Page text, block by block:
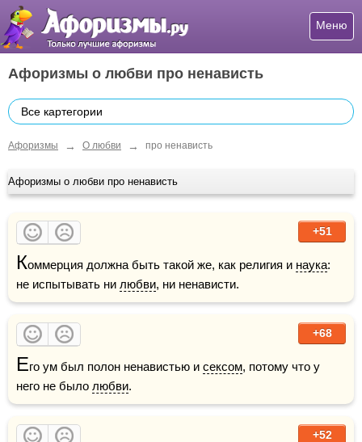
Меню
Афоризмы о любви про ненависть
Все картегории
Афоризмы → О любви → про ненависть
Афоризмы о любви про ненависть
+51
Коммерция должна быть такой же, как религия и наука:
не испытывать ни любви, ни ненависти.
+68
Его ум был полон ненавистью и сексом, потому что у
него не было любви.
+52